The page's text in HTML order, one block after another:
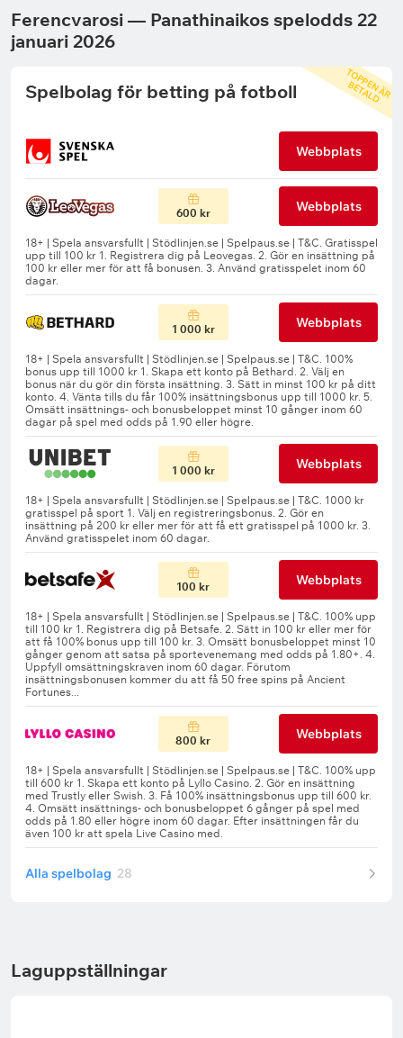
Ferencvarosi — Panathinaikos spelodds 22
januari 2026
T
O
P
P
E
N
Ä
R
B
E
T
A
L
D
Spelbolag för betting på fotboll
Webbplats
600 kr Webbplats
1 000 kr Webbplats
1 000 kr Webbplats
100 kr Webbplats
800 kr Webbplats
Alla spelbolag 28
Laguppställningar